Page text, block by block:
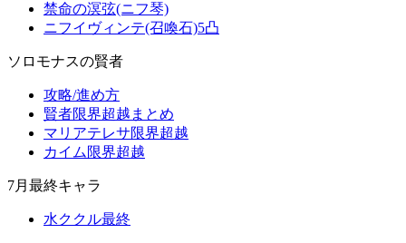
禁命の溟弦(ニフ琴)
ニフイヴィンテ(召喚石)5凸
ソロモナスの賢者
攻略/進め方
賢者限界超越まとめ
マリアテレサ限界超越
カイム限界超越
7月最終キャラ
水ククル最終